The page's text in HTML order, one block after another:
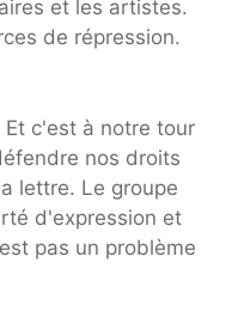
et les artistes.
de répression.
Et c'est à notre tour
nos droits
lettre. Le groupe
d'expression et
pas un problème